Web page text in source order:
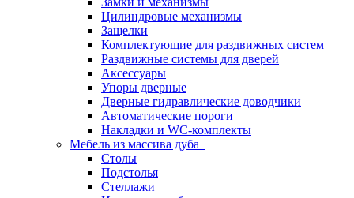
Цилиндровые механизмы
Защелки
Комплектующие для раздвижных систем
Раздвижные системы для дверей
Аксессуары
Упоры дверные
Дверные гидравлические доводчики
Автоматические пороги
Накладки и WC-комплекты
Мебель из массива дуба
Столы
Подстолья
Стеллажи